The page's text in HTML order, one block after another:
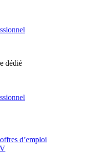
dédié
d’emploi